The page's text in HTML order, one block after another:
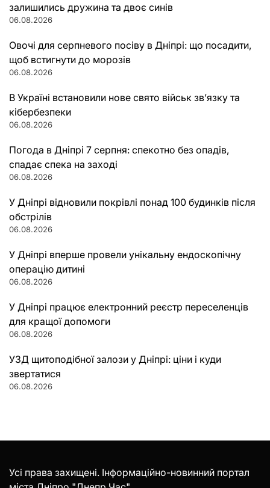
залишились дружина та двоє синів
06.08.2026
Овочі для серпневого посіву в Дніпрі: що посадити,
щоб встигнути до морозів
06.08.2026
В Україні встановили нове свято військ зв’язку та
кібербезпеки
06.08.2026
Погода в Дніпрі 7 серпня: спекотно без опадів,
спадає спека на заході
06.08.2026
У Дніпрі відновили покрівлі понад 100 будинків після
обстрілів
06.08.2026
У Дніпрі вперше провели унікальну ендоскопічну
операцію дитині
06.08.2026
У Дніпрі працює електронний реєстр переселенців
для кращої допомоги
06.08.2026
УЗД щитоподібної залози у Дніпрі: ціни і куди
звертатися
06.08.2026
Усі права захищені. Інформаційно-новинний портал